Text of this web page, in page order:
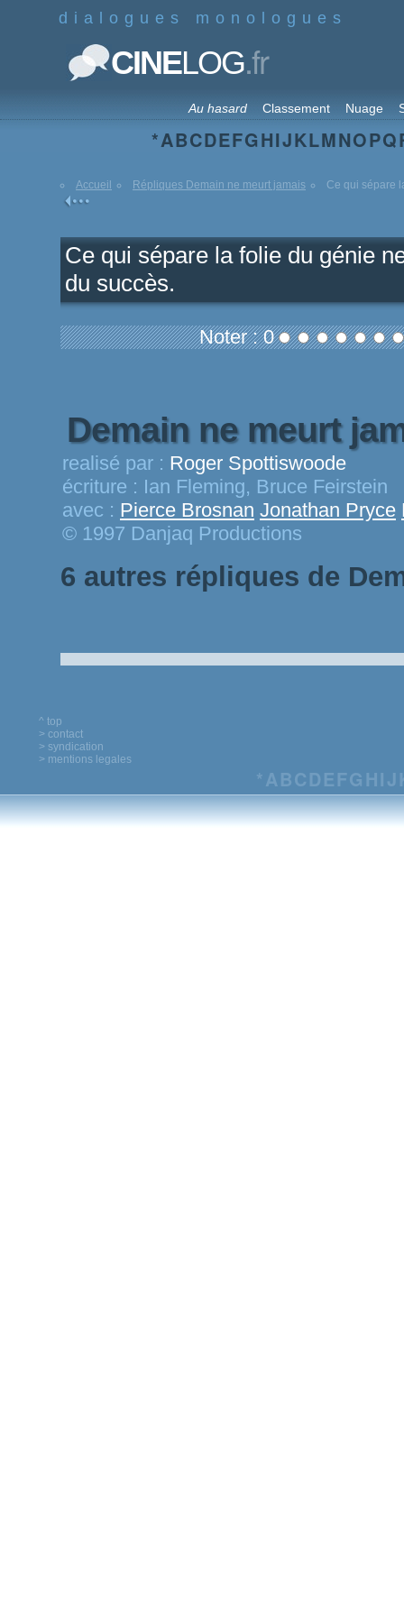
dialogues monologues
CINELOG.fr
Au hasard Classement Nuage
*ABCDEFGHIJKLMNOPQ
Accueil Répliques Demain ne meurt jamais Ce qui sépare
Ce qui sépare la folie du génie
du succès.
Noter : 0
Demain ne meurt
realisé par : Roger Spottiswoode
écriture : Ian Fleming, Bruce Feirstein
avec : Pierce Brosnan Jonathan Pryce
© 1997 Danjaq Productions
6 autres répliques de
^ top
> contact
> syndication
> mentions legales
*ABCDEFG HIJ